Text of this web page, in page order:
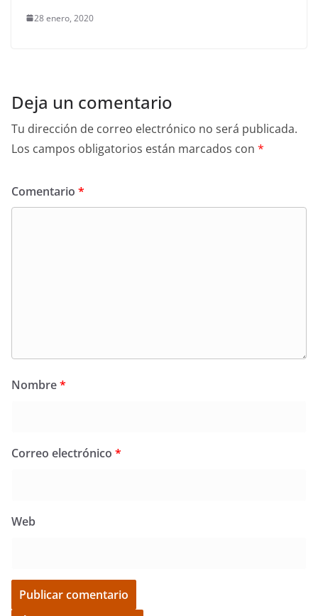
28 enero, 2020
Deja un comentario
Tu dirección de correo electrónico no será publicada.
Los campos obligatorios están marcados con *
Comentario *
Nombre*
Correo electrónico *
Web